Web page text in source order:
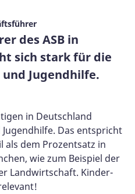
des ASB in
sich stark für die
Jugendhilfe.
in Deutschland
Das entspricht
als dem Prozentsatz in
wie zum Beispiel der
Landwirtschaft. Kinder-